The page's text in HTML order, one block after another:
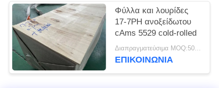
Φύλλα και λουρίδες
17-7PH ανοξείδωτου
cAms 5529 cold-rolled
Διαπραγματεύσιμα MOQ:500 ΚΛ
ΕΠΙΚΟΙΝΩΝΊΑ